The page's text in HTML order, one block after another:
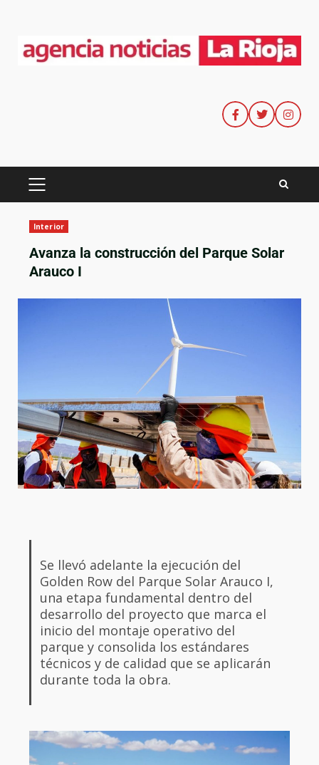
Interior
Avanza la construcción del Parque Solar
Arauco I
Se llevó adelante la ejecución del
Golden Row del Parque Solar Arauco I,
una etapa fundamental dentro del
desarrollo del proyecto que marca el
inicio del montaje operativo del
parque y consolida los estándares
técnicos y de calidad que se aplicarán
durante toda la obra.